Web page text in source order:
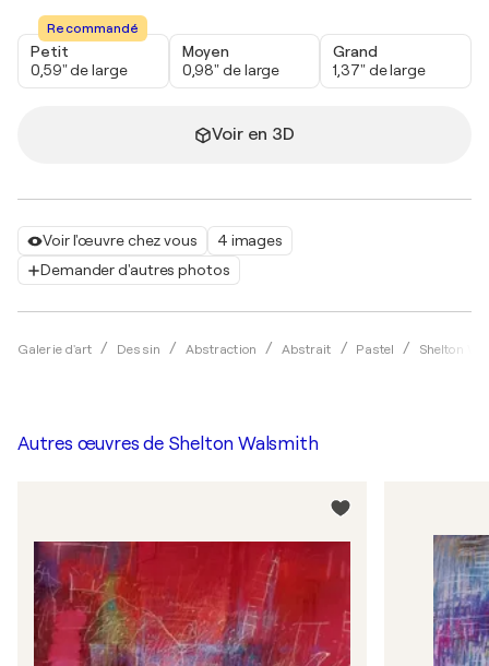
Voir l'œuvre chez vous
4 images
Demander d'autres photos
Galerie d'art Dessin Abstraction Abstrait Pastel Shelton
Recommandé
Petit
0,59" de large
Moyen
0,98" de large
Grand
1,37" de large
Voir en 3D
Autres œuvres de Shelton Walsmith